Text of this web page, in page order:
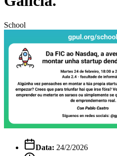
School
Data: 24/2/2026